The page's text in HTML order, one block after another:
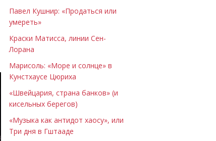
Павел Кушнир: «Продаться или
умереть»
Краски Матисса, линии Сен-
Лорана
Марисоль: «Море и солнце» в
Кунстхаусе Цюриха
«Швейцария, страна банков» (и
кисельных берегов)
«Музыка как антидот хаосу», или
Три дня в Гштааде